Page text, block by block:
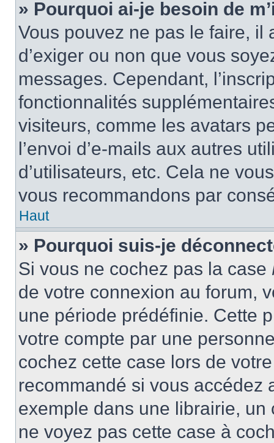
» Pourquoi ai-je besoin de
Vous pouvez ne pas le faire, il
d’exiger ou non que vous
messages. Cependant,
fonctionnalités
visiteurs, comme les avatars
l’envoi d’e-mails aux autres
d’utilisateurs, etc. Cela ne
vous recommandons par
Haut
» Pourquoi suis-je
Si vous ne cochez pas la case
de votre connexion au forum,
une période prédéfinie. Cette
votre compte par une
cochez cette case lors de
recommandé si vous accédez
exemple dans une librairie,
ne voyez pas cette case à